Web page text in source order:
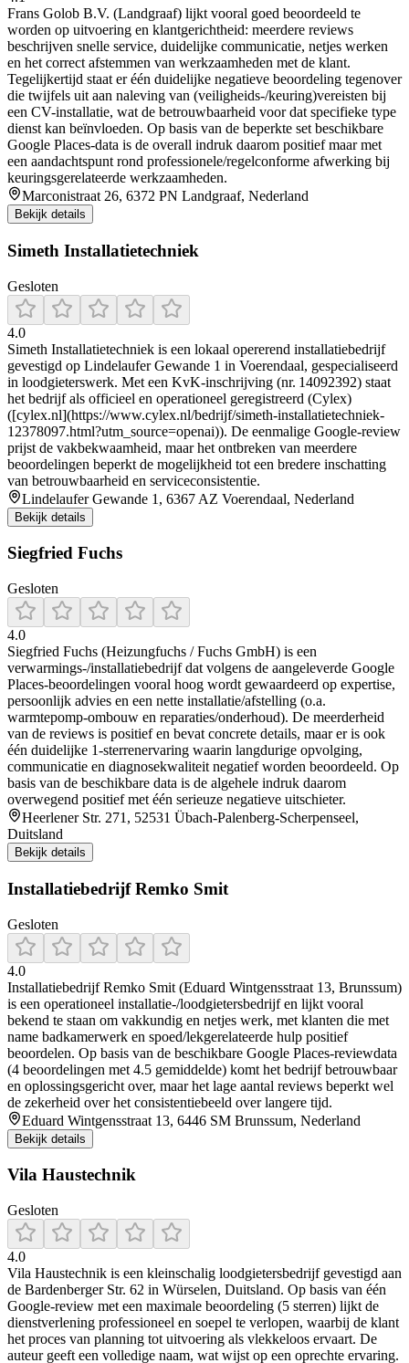
Frans Golob B.V. (Landgraaf) lijkt vooral goed beoordeeld te
worden op uitvoering en klantgerichtheid: meerdere reviews
beschrijven snelle service, duidelijke communicatie, netjes werken
en het correct afstemmen van werkzaamheden met de klant.
Tegelijkertijd staat er één duidelijke negatieve beoordeling tegenover
die twijfels uit aan naleving van (veiligheids-/keuring)vereisten bij
een CV-installatie, wat de betrouwbaarheid voor dat specifieke type
dienst kan beïnvloeden. Op basis van de beperkte set beschikbare
Google Places-data is de overall indruk daarom positief maar met
een aandachtspunt rond professionele/regelconforme afwerking bij
keuringsgerelateerde werkzaamheden.
Marconistraat 26, 6372 PN Landgraaf, Nederland
Bekijk details
Simeth Installatietechniek
Gesloten
4.0
Simeth Installatietechniek is een lokaal opererend installatiebedrijf
gevestigd op Lindelaufer Gewande 1 in Voerendaal, gespecialiseerd
in loodgieterswerk. Met een KvK-inschrijving (nr. 14092392) staat
het bedrijf als officieel en operationeel geregistreerd (Cylex)
([cylex.nl](https://www.cylex.nl/bedrijf/simeth-installatietechniek-
12378097.html?utm_source=openai)). De eenmalige Google-review
prijst de vakbekwaamheid, maar het ontbreken van meerdere
beoordelingen beperkt de mogelijkheid tot een bredere inschatting
van betrouwbaarheid en serviceconsistentie.
Lindelaufer Gewande 1, 6367 AZ Voerendaal, Nederland
Bekijk details
Siegfried Fuchs
Gesloten
4.0
Siegfried Fuchs (Heizungfuchs / Fuchs GmbH) is een
verwarmings-/installatiebedrijf dat volgens de aangeleverde Google
Places-beoordelingen vooral hoog wordt gewaardeerd op expertise,
persoonlijk advies en een nette installatie/afstelling (o.a.
warmtepomp-ombouw en reparaties/onderhoud). De meerderheid
van de reviews is positief en bevat concrete details, maar er is ook
één duidelijke 1-sterrenervaring waarin langdurige opvolging,
communicatie en diagnosekwaliteit negatief worden beoordeeld. Op
basis van de beschikbare data is de algehele indruk daarom
overwegend positief met één serieuze negatieve uitschieter.
Heerlener Str. 271, 52531 Übach-Palenberg-Scherpenseel,
Duitsland
Bekijk details
Installatiebedrijf Remko Smit
Gesloten
4.0
Installatiebedrijf Remko Smit (Eduard Wintgensstraat 13, Brunssum)
is een operationeel installatie-/loodgietersbedrijf en lijkt vooral
bekend te staan om vakkundig en netjes werk, met klanten die met
name badkamerwerk en spoed/lekgerelateerde hulp positief
beoordelen. Op basis van de beschikbare Google Places-reviewdata
(4 beoordelingen met 4.5 gemiddelde) komt het bedrijf betrouwbaar
en oplossingsgericht over, maar het lage aantal reviews beperkt wel
de zekerheid over het consistentiebeeld over langere tijd.
Eduard Wintgensstraat 13, 6446 SM Brunssum, Nederland
Bekijk details
Vila Haustechnik
Gesloten
4.0
Vila Haustechnik is een kleinschalig loodgietersbedrijf gevestigd aan
de Bardenberger Str. 62 in Würselen, Duitsland. Op basis van één
Google-review met een maximale beoordeling (5 sterren) lijkt de
dienstverlening professioneel en soepel te verlopen, waarbij de klant
het proces van planning tot uitvoering als vlekkeloos ervaart. De
auteur geeft een volledige naam, wat wijst op een oprechte ervaring.